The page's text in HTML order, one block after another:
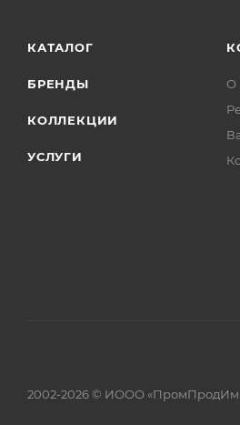
КАТАЛОГ
БРЕНДЫ
КОЛЛЕКЦИИ
УСЛУГИ
О
2002-2026 © ИООО